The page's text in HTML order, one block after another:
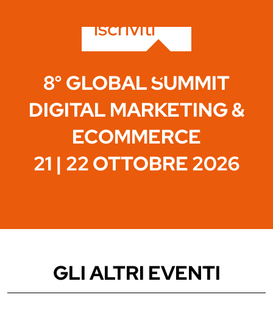
iscriviti
8° GLOBAL SUMMIT
DIGITAL MARKETING &
ECOMMERCE
21 | 22 OTTOBRE 2026
GLI ALTRI EVENTI